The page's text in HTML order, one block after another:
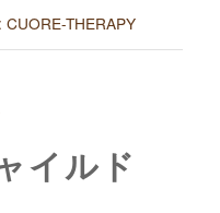
CUORE-THERAPY
イルド